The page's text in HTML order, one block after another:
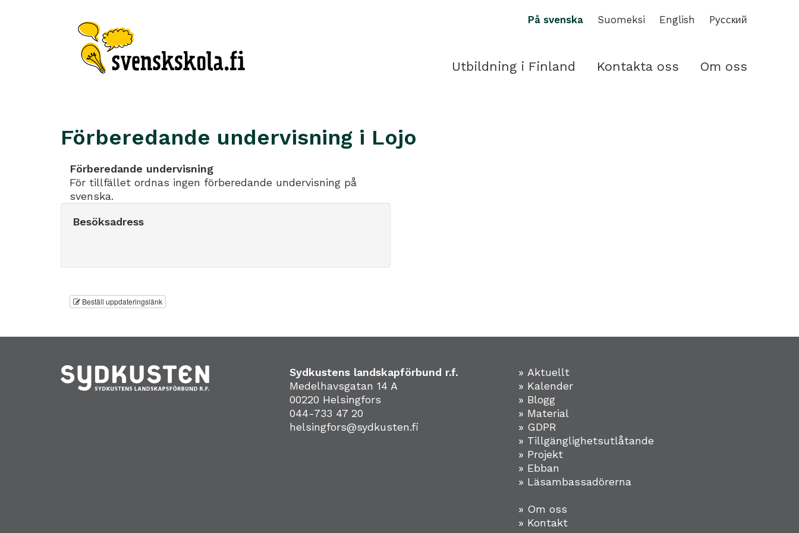
På svenska Suomeksi English Pусский
Utbildning i Finland Kontakta oss Om oss
Förberedande undervisning i Lojo
Förberedande undervisning
För tillfället ordnas ingen förberedande undervisning på
svenska.
Besöksadress
Beställ uppdateringslänk
Sydkustens landskapförbund r.f.
Medelhavsgatan 14 A
00220 Helsingfors
044-733 47 20
helsingfors@sydkusten.fi
» Aktuellt
» Kalender
» Blogg
» Material
» GDPR
» Tillgänglighetsutlåtande
» Projekt
» Ebban
» Läsambassadörerna
» Om oss
» Kontakt